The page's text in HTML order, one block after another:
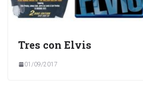
Tres con Elvis
01/09/2017